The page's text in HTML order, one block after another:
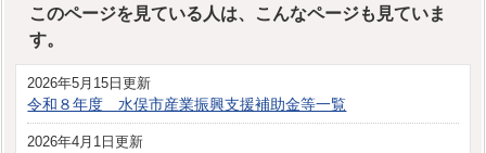
このページを見ている人は、こんなページも見ていま
す。
2026年5月15日更新
令和８年度 水俣市産業振興支援補助金等一覧
2026年4月1日更新